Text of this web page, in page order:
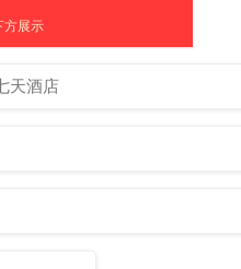
方展示